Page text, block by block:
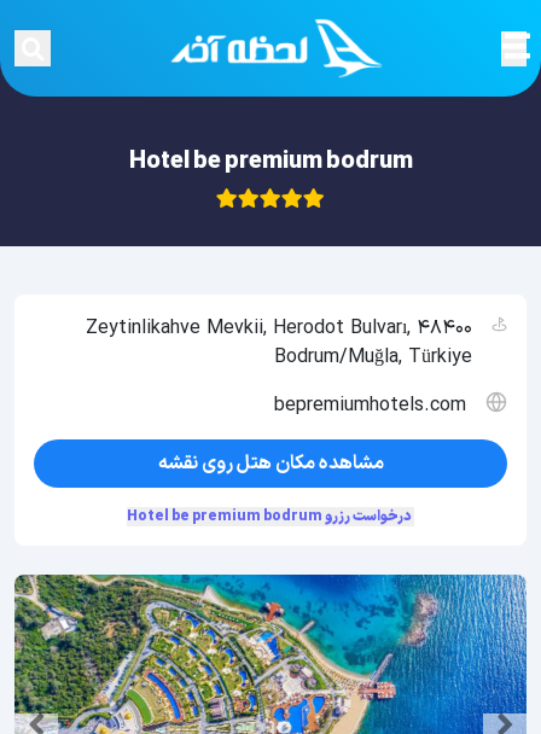
Hotel be premium bodrum
Zeytinlikahve Mevkii, Herodot Bulvarı, 48400
Bodrum/Muğla, Türkiye
bepremiumhotels.com
مشاهده مکان هتل روی نقشه
درخواست رزرو Hotel be premium bodrum